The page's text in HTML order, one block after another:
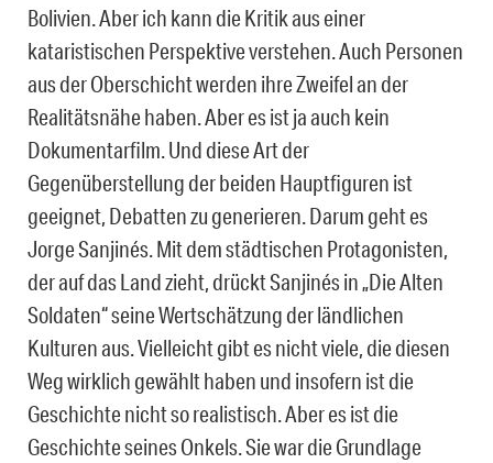
Bolivien. Aber ich kann die Kritik aus einer
kataristischen Perspektive verstehen. Auch Personen
aus der Oberschicht werden ihre Zweifel an der
Realitätsnähe haben. Aber es ist ja auch kein
Dokumentarfilm. Und diese Art der
Gegenüberstellung der beiden Hauptfiguren ist
geeignet, Debatten zu generieren. Darum geht es
Jorge Sanjinés. Mit dem städtischen Protagonisten,
der auf das Land zieht, drückt Sanjinés in „Die Alten
Soldaten“ seine Wertschätzung der ländlichen
Kulturen aus. Vielleicht gibt es nicht viele, die diesen
Weg wirklich gewählt haben und insofern ist die
Geschichte nicht so realistisch. Aber es ist die
Geschichte seines Onkels. Sie war die Grundlage